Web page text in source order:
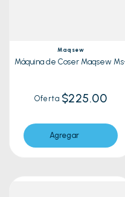
Maqsew
Máquina de Coser Maqsew
Oferta $225.00
Agregar